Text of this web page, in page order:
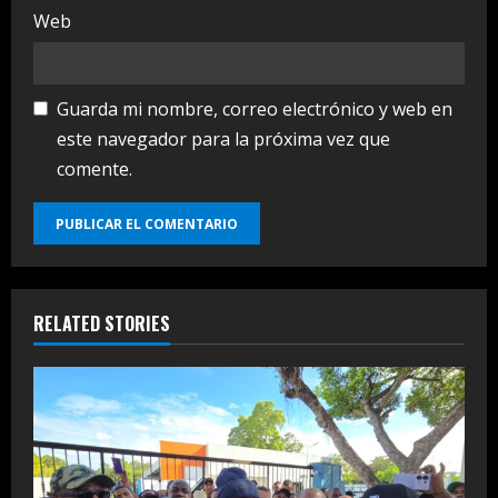
Web
Guarda mi nombre, correo electrónico y web en
este navegador para la próxima vez que
comente.
RELATED STORIES